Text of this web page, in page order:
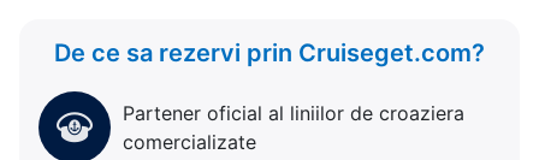
De ce sa rezervi prin Cruiseget.com?
Partener oficial al liniilor de croaziera
comercializate